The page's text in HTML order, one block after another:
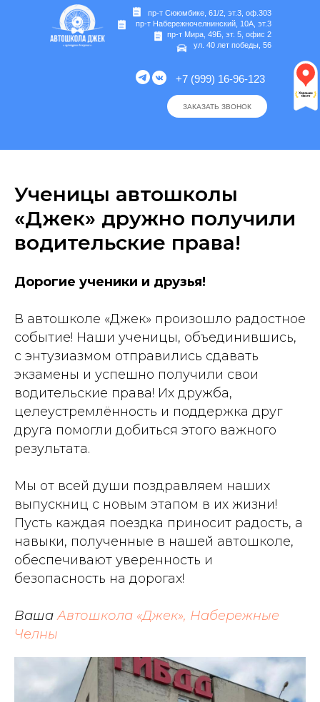
ЗАКАЗАТЬ ЗВОНОК
пр-т Сююмбике, 61/2, эт.3, оф.303
пр-т Набережночелнинский, 10А, эт.3
пр-т Мира, 49Б, эт. 5, офис 2
ул. 40 лет победы, 56
+7 (999) 16-96-123
Ученицы автошколы
«Джек» дружно получили
водительские права!
Дорогие ученики и друзья!
В автошколе «Джек» произошло радостное
событие! Наши ученицы, объединившись,
с энтузиазмом отправились сдавать
экзамены и успешно получили свои
водительские права! Их дружба,
целеустремлённость и поддержка друг
друга помогли добиться этого важного
результата.
Мы от всей души поздравляем наших
выпускниц с новым этапом в их жизни!
Пусть каждая поездка приносит радость, а
навыки, полученные в нашей автошколе,
обеспечивают уверенность и
безопасность на дорогах!
ВашаАвтошкола «Джек», Набережные
Челны